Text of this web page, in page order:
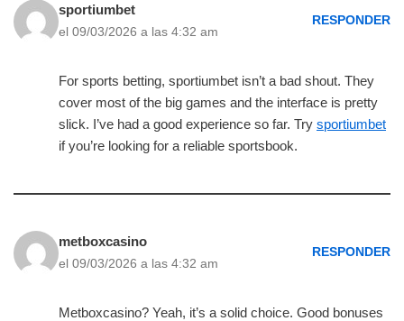
sportiumbet
el 09/03/2026 a las 4:32 am
RESPONDER
For sports betting, sportiumbet isn’t a bad shout. They
cover most of the big games and the interface is pretty
slick. I’ve had a good experience so far. Try sportiumbet
if you’re looking for a reliable sportsbook.
metboxcasino
el 09/03/2026 a las 4:32 am
RESPONDER
Metboxcasino? Yeah, it’s a solid choice. Good bonuses